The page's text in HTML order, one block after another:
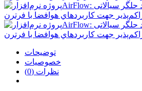
توضیحات
خصوصیات
نظرات (0)